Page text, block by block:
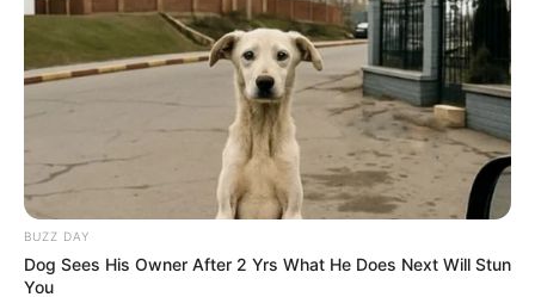
Unimed Assis é reconhecida como
“Mais Incrível”, aponta pesquisa
A cooperativa conquistou também o selo de “Lugares
Incríveis para Trabalhar”, pelo quarto ano consecutivo.
BUZZ DAY
Dog Sees His Owner After 2 Yrs What He Does Next Will Stun
You